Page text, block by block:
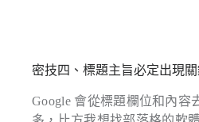
密技四、標題主旨必定出現關
Google 會從標題欄位和內